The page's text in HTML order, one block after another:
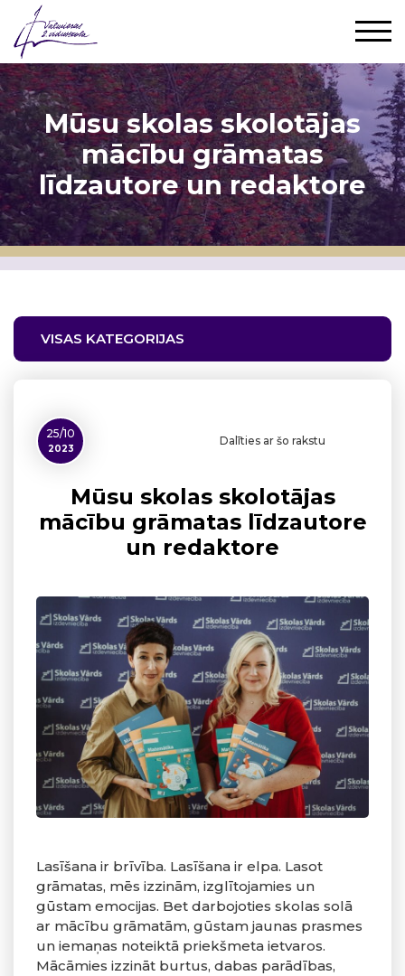
Mūsu skolas skolotājas
mācību grāmatas
līdzautore un redaktore
VISAS KATEGORIJAS
25/10
2023
Dalīties ar šo rakstu
Mūsu skolas skolotājas
mācību grāmatas līdzautore
un redaktore
Lasīšana ir brīvība. Lasīšana ir elpa. Lasot
grāmatas, mēs izzinām, izglītojamies un
gūstam emocijas. Bet darbojoties skolas solā
ar mācību grāmatām, gūstam jaunas prasmes
un iemaņas noteiktā priekšmeta ietvaros.
Mācāmies izzināt burtus, dabas parādības,